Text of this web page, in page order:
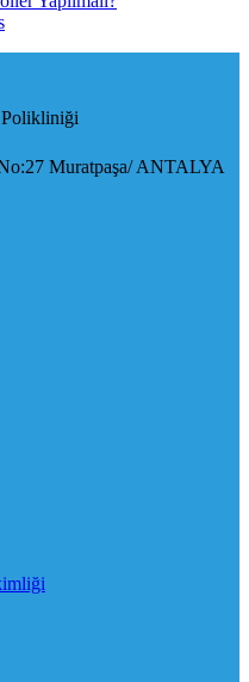
Polikliniği
Muratpaşa/ ANTALYA